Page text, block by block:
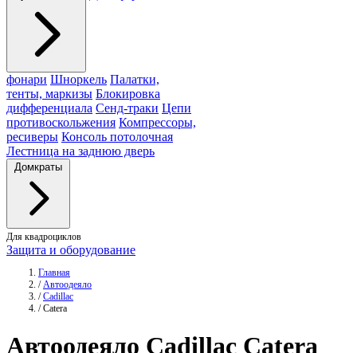
фонари Шноркель Палатки,
тенты, маркизы Блокировка
дифференциала Сенд-траки Цепи
противоскольжения Компрессоры,
ресиверы Консоль потолочная
Лестница на заднюю дверь
Домкраты
Для квадроциклов
Защита и оборудование
Главная
/ Автоодеяло
/ Cadillac
/ Catera
Автоодеяло Cadillac Catera